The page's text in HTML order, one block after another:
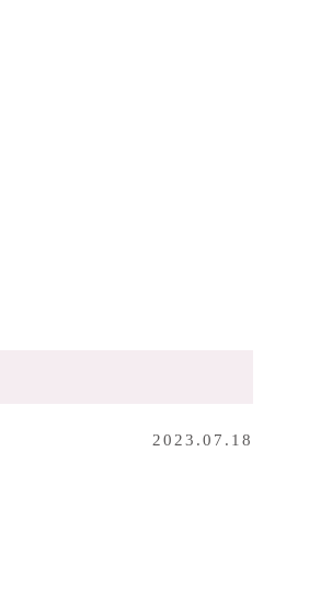
2023.07.18